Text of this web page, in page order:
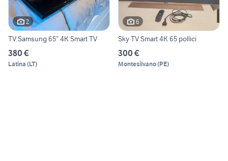
2
TV Samsung 65” 4K Smart TV
380 €
Latina (LT)
6
Sky TV Smart 4K 65 pollici
300 €
Montesilvano(PE)